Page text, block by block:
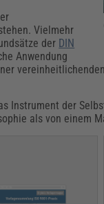
Vielmehr
der DIN
Anwendung
Instrument der
als von einem